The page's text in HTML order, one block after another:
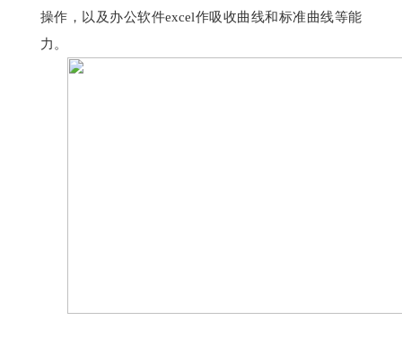
操作，以及办公软件excel作吸收曲线和标准曲线等能
力。